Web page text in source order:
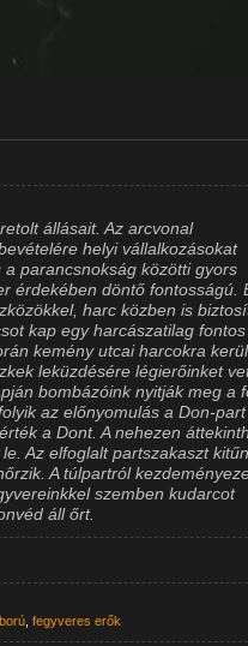
állásait. Az arcvonal
helyi vállalkozásokat
parancsnokság közötti gyors
érdekében döntő fontosságú.
harc közben is
kap egy harcászatilag
kemény utcai harcokra
leküzdésére légierőinket
bombázóink nyitják meg a
az előnyomulás a Don-
a Dont. A nehezen
Az elfoglalt partszakaszt
A túlpartról
szemben kudarcot
áll őrt.
,fegyveres erők